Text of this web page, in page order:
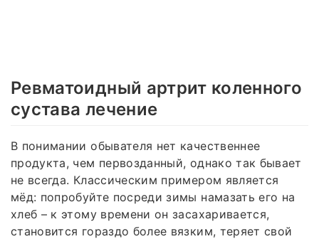
Ревматоидный артрит коленного
сустава лечение
В понимании обывателя нет качественнее
продукта, чем первозданный, однако так бывает
не всегда. Классическим примером является
мёд: попробуйте посреди зимы намазать его на
хлеб – к этому времени он засахаривается,
становится гораздо более вязким, теряет свой